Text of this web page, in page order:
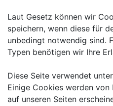
Laut Gesetz können wir
speichern, wenn diese für
unbedingt notwendig sind.
Typen benötigen wir Ihre
Diese Seite verwendet
Einige Cookies werden
auf unseren Seiten